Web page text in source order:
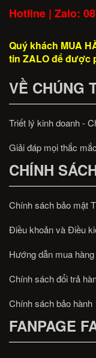
Hotline | Zalo:
Quý khách MUA
tin ZALO để được
VỀ CHÚNG
Triết lý kinh doanh -
Giải đáp mọi thắc
CHÍNH
Chính sách bảo mật
Điều khoản và Điều
Hướng dẫn mua
Chính sách đổi trả
Chính sách bảo hành
FANPAGE